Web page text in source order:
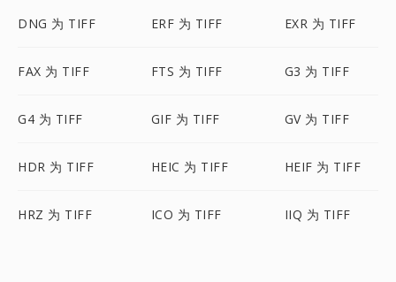
DNG 为 TIFF ERF 为 TIFF EXR 为 TIFF
FAX 为 TIFF FTS 为 TIFF G3 为 TIFF
G4 为 TIFF GIF 为 TIFF GV 为 TIFF
HDR 为 TIFF HEIC 为 TIFF HEIF 为 TIFF
HRZ 为 TIFF ICO 为 TIFF IIQ 为 TIFF